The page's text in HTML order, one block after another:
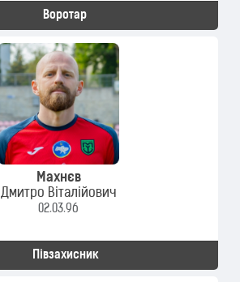
Воротар
Махнєв
Дмитро Віталійович
02.03.96
Півзахисник